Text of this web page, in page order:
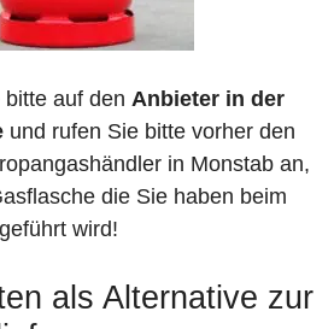
auf den Anbieter in der
und rufen Sie bitte vorher den
in Monstab an,
die Sie haben beim
wird!
als Alternative zur